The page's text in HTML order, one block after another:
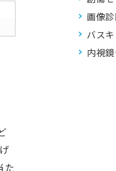
た
画像
バス
内視